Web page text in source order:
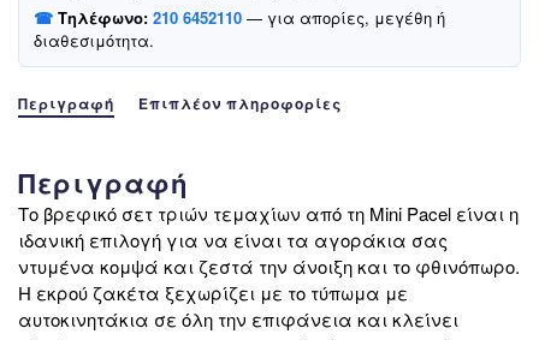
☎ Τηλέφωνο: 210 6452110 — για απορίες, μεγέθη ή
διαθεσιμότητα.
Περιγραφή Επιπλέον πληροφορίες
Περιγραφή
Το βρεφικό σετ τριών τεμαχίων από τη Mini Pacel είναι η
ιδανική επιλογή για να είναι τα αγοράκια σας
ντυμένα κομψά και ζεστά την άνοιξη και το φθινόπωρο.
Η εκρού ζακέτα ξεχωρίζει με το τύπωμα με
αυτοκινητάκια σε όλη την επιφάνεια και κλείνει